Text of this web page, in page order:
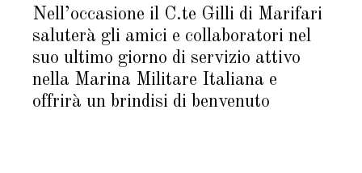
Nell’occasione il C.te Gilli di Marifari
saluterà gli amici e collaboratori nel
suo ultimo giorno di servizio attivo
nella Marina Militare Italiana e
offrirà un brindisi di benvenuto